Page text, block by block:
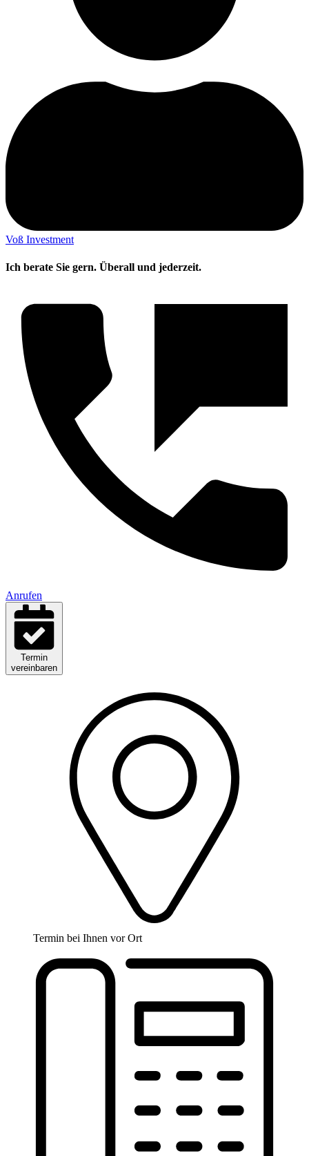
Voß Investment
Ich berate Sie gern. Überall und jederzeit.
Anrufen
Termin
vereinbaren
Termin bei Ihnen vor Ort